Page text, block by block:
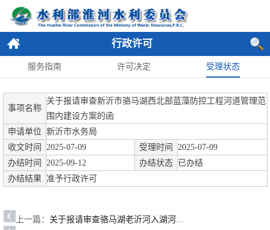
行政许可
服务指南 许可决定 受理状态
事项名称
关于报请审查新沂市骆马湖西北部蓝藻防控工程河道管理范
围内建设方案的函
申请单位 新沂市水务局
收文时间
2025-07-09 受理时间
2025-07-09
办结时间
2025-09-12 办结状态
已办结
办结结果
准予行政许可
上一篇： 关于报请审查骆马湖老沂河入湖河...